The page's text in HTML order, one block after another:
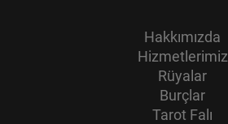
Hakkımızda
Hizmetlerimiz
Rüyalar
Burçlar
Tarot Falı